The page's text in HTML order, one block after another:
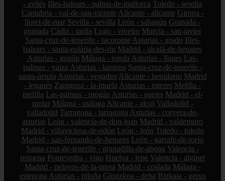
- avilés Illes-balears - palma-de-mallorca Toledo - seseña
Cantabria - val-de-san-vicente Alicante - alicante Girona -
lloret-de-mar Sevilla - sevilla León - sahagún Granada -
granada Cádiz - tarifa Lugo - viveiro Murcia - san-javier
Santa-cruz-de-tenerife - tacoronte Asturias - grado Illes-
balears - santa-eulària-des-riu Madrid - alcalá-de-henares
Asturias - gozón Málaga - ronda Asturias - llanes Las-
palmas - yaiza Asturias - langreo Santa-cruz-de-tenerife -
santa-úrsula Asturias - vegadeo Alicante - benidorm Madrid
- leganés Zaragoza - la-muela Asturias - mieres Melilla -
melilla Las-palmas - mogán Asturias - parres Madrid - el-
molar Málaga - málaga Alicante - alcoi Valladolid -
valladolid Tarragona - tarragona Asturias - corvera-de-
asturias León - valencia-de-don-juan Madrid - valdemoro
Madrid - villaviciosa-de-odón León - león Toledo - toledo
Madrid - san-fernando-de-henares León - garrafe-de-torío
Santa-cruz-de-tenerife - granadilla-de-abona Valencia -
requena Pontevedra - vigo Huelva - lepe Valencia - alginet
Madrid - pelayos-de-la-presa Madrid - coslada Málaga -
estepona Asturias - piloña Gipuzkoa - deba Bizkaia - getxo